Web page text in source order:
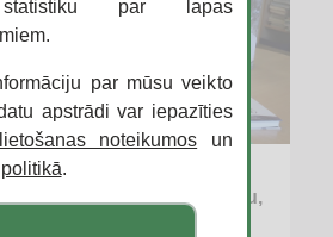
aicina iesaistīties “Bērnu,
2026”
par lapas
par mūsu veikto
apstrādi var iepazīties
noteikumos un
.